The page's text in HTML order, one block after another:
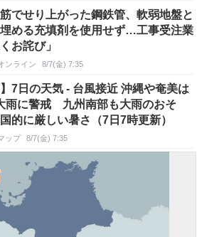
でせり上がった鋼鉄管、軟弱地盤と
める充填剤を使用せず…工事受注業
お詫び」
ンライン 8/7(金) 7:35
】7日の天気 - 台風接近 沖縄や奄美は
雨に警戒 九州南部も大雨のおそ
的に厳しい暑さ（7日7時更新）
ップ 8/7(金) 7:35